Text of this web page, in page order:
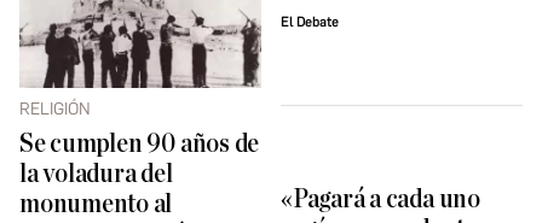
RELIGIÓN
Se cumplen 90 años de
la voladura del
monumento al
El Debate
«Pagará a cada uno